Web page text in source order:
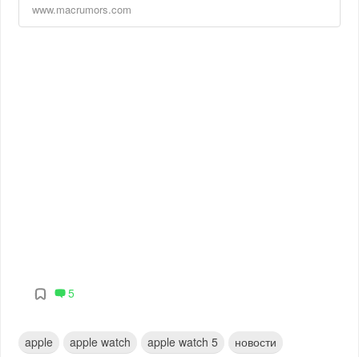
www.macrumors.com
5
apple apple watch apple watch 5 новости